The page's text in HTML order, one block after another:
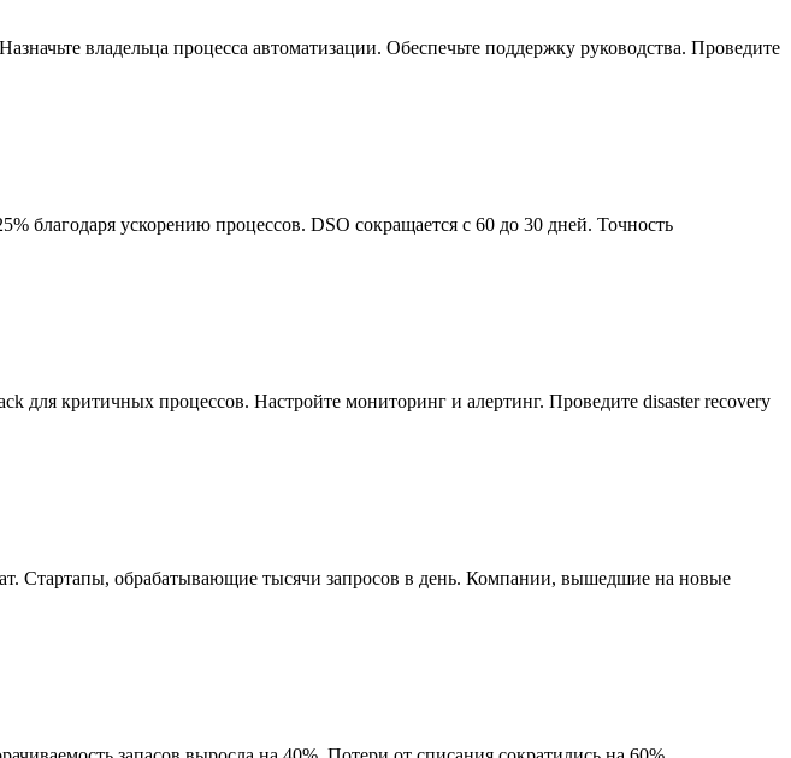
владельца процесса автоматизации. Обеспечьте поддержку руководства. Проведите
благодаря ускорению процессов. DSO сокращается с 60 до 30 дней. Точность
для критичных процессов. Настройте мониторинг и алертинг. Проведите disaster recovery
Стартапы, обрабатывающие тысячи запросов в день. Компании, вышедшие на новые